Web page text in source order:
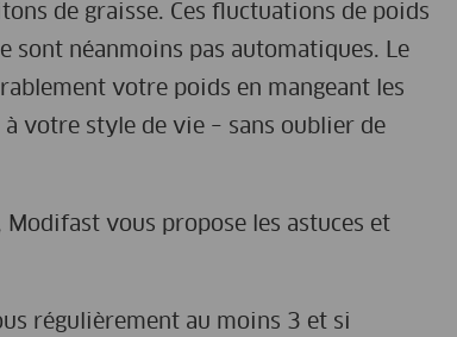
de graisse. Ces fluctuations de poids
sont néanmoins pas automatiques. Le
votre poids en mangeant les
votre style de vie – sans oublier de
vous propose les astuces et
régulièrement au moins 3 et si